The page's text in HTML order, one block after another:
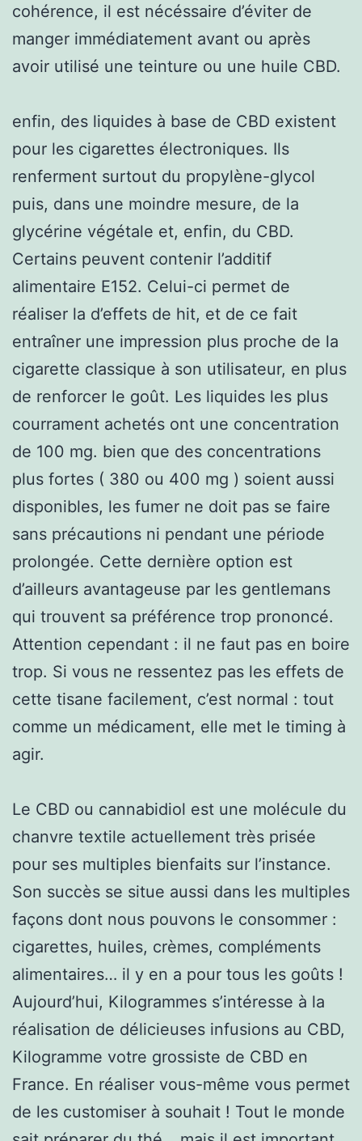
cohérence, il est nécéssaire d’éviter de
manger immédiatement avant ou après
avoir utilisé une teinture ou une huile CBD.
enfin, des liquides à base de CBD existent
pour les cigarettes électroniques. Ils
renferment surtout du propylène-glycol
puis, dans une moindre mesure, de la
glycérine végétale et, enfin, du CBD.
Certains peuvent contenir l’additif
alimentaire E152. Celui-ci permet de
réaliser la d’effets de hit, et de ce fait
entraîner une impression plus proche de la
cigarette classique à son utilisateur, en plus
de renforcer le goût. Les liquides les plus
courrament achetés ont une concentration
de 100 mg. bien que des concentrations
plus fortes ( 380 ou 400 mg ) soient aussi
disponibles, les fumer ne doit pas se faire
sans précautions ni pendant une période
prolongée. Cette dernière option est
d’ailleurs avantageuse par les gentlemans
qui trouvent sa préférence trop prononcé.
Attention cependant : il ne faut pas en boire
trop. Si vous ne ressentez pas les effets de
cette tisane facilement, c’est normal : tout
comme un médicament, elle met le timing à
agir.
Le CBD ou cannabidiol est une molécule du
chanvre textile actuellement très prisée
pour ses multiples bienfaits sur l’instance.
Son succès se situe aussi dans les multiples
façons dont nous pouvons le consommer :
cigarettes, huiles, crèmes, compléments
alimentaires… il y en a pour tous les goûts !
Aujourd’hui, Kilogrammes s’intéresse à la
réalisation de délicieuses infusions au CBD,
Kilogramme votre grossiste de CBD en
France. En réaliser vous-même vous permet
de les customiser à souhait ! Tout le monde